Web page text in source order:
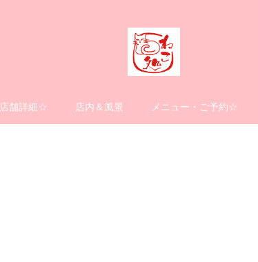
店舗詳細☆ 店内＆風景 メニュー・ご予約☆